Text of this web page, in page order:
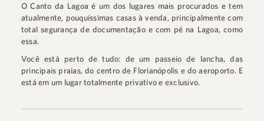
O Canto da Lagoa é um dos lugares mais procurados e tem
atualmente, pouquíssimas casas à venda, principalmente com
total segurança de documentação e com pé na Lagoa, como
essa.
Você está perto de tudo: de um passeio de lancha, das
principais praias, do centro de Florianópolis e do aeroporto. E
está em um lugar totalmente privativo e exclusivo.